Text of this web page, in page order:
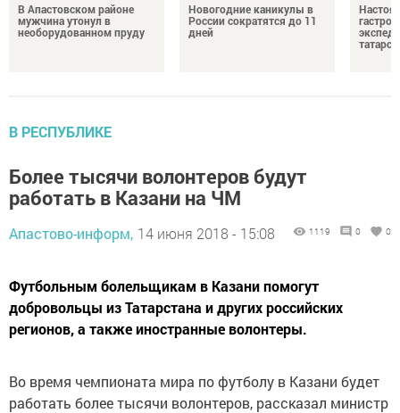
В Апастовском районе
мужчина утонул в
необорудованном пруду
Новогодние каникулы в
России сократятся до 11
дней
В РЕСПУБЛИКЕ
Более тысячи волонтеров будут
работать в Казани на ЧМ
Апастово-информ, 14 июня 2018 - 15:08 1119 0 0
Футбольным болельщикам в Казани помогут
добровольцы из Татарстана и других российских
регионов, а также иностранные волонтеры.
Во время чемпионата мира по футболу в Казани будет
работать более тысячи волонтеров, рассказал министр